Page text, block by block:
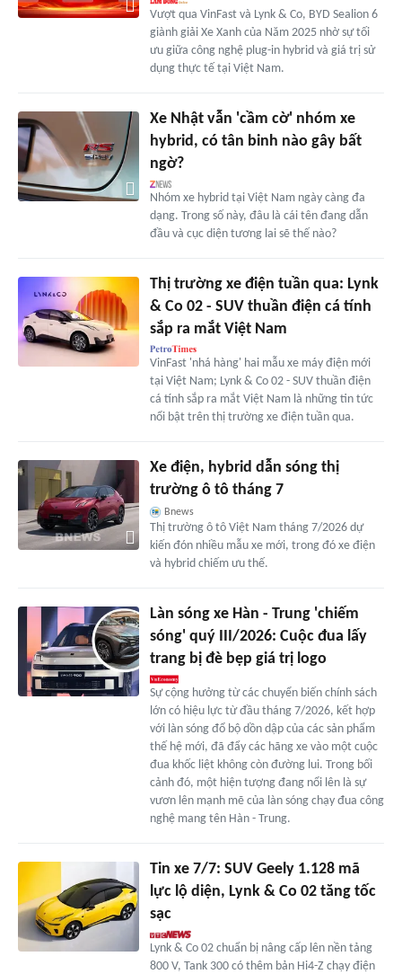
Vượt qua VinFast và Lynk & Co, BYD Sealion 6
giành giải Xe Xanh của Năm 2025 nhờ sự tối
ưu giữa công nghệ plug-in hybrid và giá trị sử
dụng thực tế tại Việt Nam.
Xe Nhật vẫn 'cầm cờ' nhóm xe
hybrid, có tân binh nào gây bất
ngờ?
Nhóm xe hybrid tại Việt Nam ngày càng đa
dạng. Trong số này, đâu là cái tên đang dẫn
đầu và cục diện tương lai sẽ thế nào?
Thị trường xe điện tuần qua: Lynk
& Co 02 - SUV thuần điện cá tính
sắp ra mắt Việt Nam
VinFast 'nhá hàng' hai mẫu xe máy điện mới
tại Việt Nam; Lynk & Co 02 - SUV thuần điện
cá tính sắp ra mắt Việt Nam là những tin tức
nổi bật trên thị trường xe điện tuần qua.
Xe điện, hybrid dẫn sóng thị
trường ô tô tháng 7
Bnews
Thị trường ô tô Việt Nam tháng 7/2026 dự
kiến đón nhiều mẫu xe mới, trong đó xe điện
và hybrid chiếm ưu thế.
Làn sóng xe Hàn - Trung 'chiếm
sóng' quý III/2026: Cuộc đua lấy
trang bị đè bẹp giá trị logo
Sự cộng hưởng từ các chuyển biến chính sách
lớn có hiệu lực từ đầu tháng 7/2026, kết hợp
với làn sóng đổ bộ dồn dập của các sản phẩm
thế hệ mới, đã đẩy các hãng xe vào một cuộc
đua khốc liệt không còn đường lui. Trong bối
cảnh đó, một hiện tượng đang nổi lên là sự
vươn lên mạnh mẽ của làn sóng chạy đua công
nghệ mang tên Hàn - Trung.
Tin xe 7/7: SUV Geely 1.128 mã
lực lộ diện, Lynk & Co 02 tăng tốc
sạc
Lynk & Co 02 chuẩn bị nâng cấp lên nền tảng
800 V, Tank 300 có thêm bản Hi4-Z chạy điện